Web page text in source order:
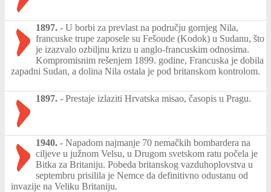
1897. - U borbi za prevlast na području gornjeg Nila,
francuske trupe zaposele su Fešoude (Kodok) u Sudanu, što
je izazvalo ozbiljnu krizu u anglo-francuskim odnosima.
Kompromisnim rešenjem 1899. godine, Francuska je dobila
zapadni Sudan, a dolina Nila ostala je pod britanskom kontrolom.
1897. - Prestaje izlaziti Hrvatska misao, časopis u Pragu.
1940. - Napadom najmanje 70 nemačkih bombardera na
ciljeve u južnom Velsu, u Drugom svetskom ratu počela je
Bitka za Britaniju. Pobeda britanskog vazduhoplovstva u
septembru prisilila je Nemce da definitivno odustanu od
invazije na Veliku Britaniju.